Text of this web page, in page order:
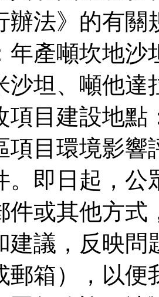
辦法》的有
年產噸坎地沙
沙坦、噸他達
項目建設地
項目環境影
。即日起，公
件或其他方式
建議，反映問
郵箱），以便